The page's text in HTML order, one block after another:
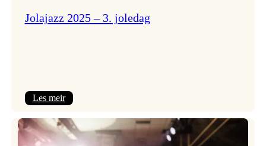
Jolajazz 2025 – 3. joledag
Les meir:
2025
–